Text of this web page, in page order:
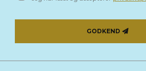
GODKEND